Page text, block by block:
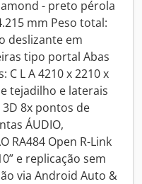
- preto pérola
mm Peso total:
deslizante em
tipo portal Abas
L A 4210 x 2210 x
tejadilho e laterais
8x pontos de
ÁUDIO,
RA484 Open R-Link
e replicação sem
via Android Auto &